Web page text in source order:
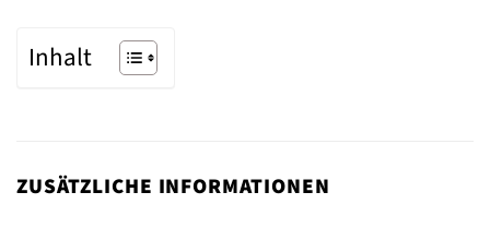
Inhalt
ZUSÄTZLICHE INFORMATIONEN